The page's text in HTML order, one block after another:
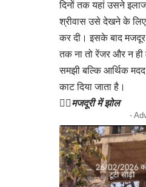
दिनों तक यहां उसने
श्रीवास उसे देखने के
कर दी। इसके बाद
तक ना तो रेंजर और न
समझी बल्कि आर्थिक मदद
काट दिया जाता है।
👉🏻मजदूरी में झोल
-